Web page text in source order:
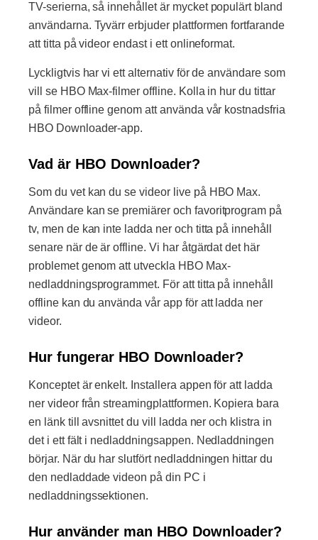
TV-serierna, så innehållet är mycket populärt bland
användarna. Tyvärr erbjuder plattformen fortfarande
att titta på videor endast i ett onlineformat.
Lyckligtvis har vi ett alternativ för de användare som
vill se HBO Max-filmer offline. Kolla in hur du tittar
på filmer offline genom att använda vår kostnadsfria
HBO Downloader-app.
Vad är HBO Downloader?
Som du vet kan du se videor live på HBO Max.
Användare kan se premiärer och favoritprogram på
tv, men de kan inte ladda ner och titta på innehåll
senare när de är offline. Vi har åtgärdat det här
problemet genom att utveckla HBO Max-
nedladdningsprogrammet. För att titta på innehåll
offline kan du använda vår app för att ladda ner
videor.
Hur fungerar HBO Downloader?
Konceptet är enkelt. Installera appen för att ladda
ner videor från streamingplattformen. Kopiera bara
en länk till avsnittet du vill ladda ner och klistra in
det i ett fält i nedladdningsappen. Nedladdningen
börjar. När du har slutfört nedladdningen hittar du
den nedladdade videon på din PC i
nedladdningssektionen.
Hur använder man HBO Downloader?